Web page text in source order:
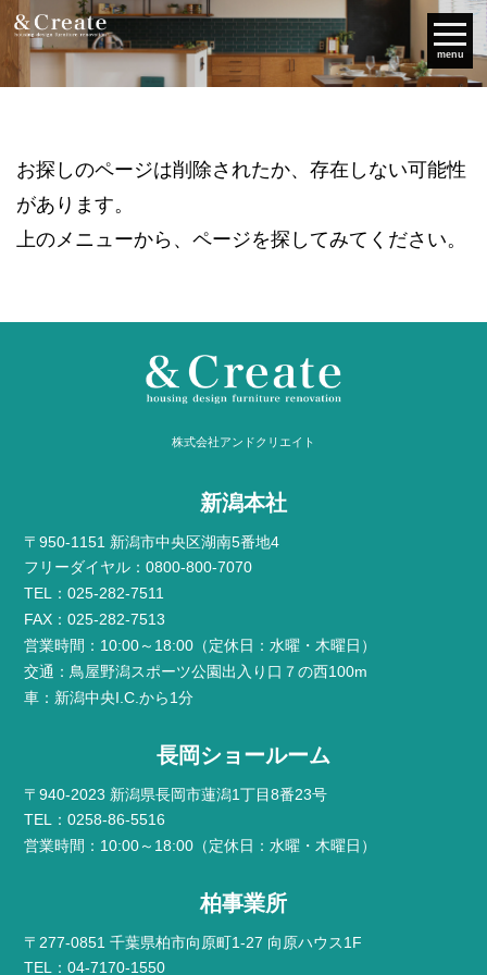
menu
お探しのページは削除されたか、存在しない可能性
があります。
上のメニューから、ページを探してみてください。
株式会社アンドクリエイト
新潟本社
〒950-1151 新潟市中央区湖南5番地4
フリーダイヤル：0800-800-7070
TEL：025-282-7511
FAX：025-282-7513
営業時間：10:00～18:00（定休日：水曜・木曜日）
交通：鳥屋野潟スポーツ公園出入り口７の西100m
車：新潟中央I.C.から1分
長岡ショールーム
〒940-2023 新潟県長岡市蓮潟1丁目8番23号
TEL：0258-86-5516
営業時間：10:00～18:00（定休日：水曜・木曜日）
柏事業所
〒277-0851 千葉県柏市向原町1-27 向原ハウス1F
TEL：04-7170-1550